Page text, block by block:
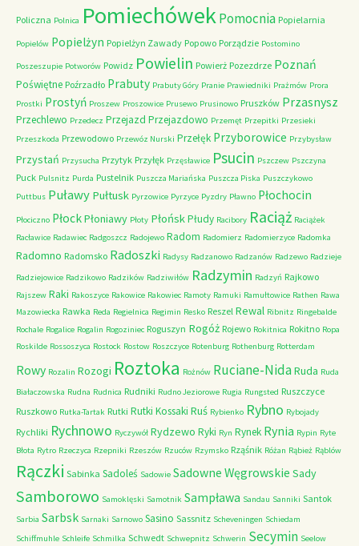
Policzna Polnica PomiechówekPomocnia Popielarnia
Popielów Popielżyn Popielżyn Zawady Popowo Porządzie Postomino
Poszeszupie Potworów Powidz Powielin Powierż Pozezdrze Poznań
Poświętne Poźrzadło Prabuty Prabuty Góry Pranie Prawiedniki Prażmów Prora
Prostki Prostyń Proszew Proszowice Prusewo Prusinowo Pruszków Przasnysz
Przechlewo Przedecz Przejazd Przejazdowo Przemęt Przepitki Przesieki
Przeszkoda Przewodowo Przewóz Nurski Przełęk Przyborowice Przybysław
Przystań Przysucha Przytyk Przyłęk Przęsławice Psucin Pszczew Pszczyna
Puck Pulsnitz Purda Pustelnik Puszcza Mariańska Puszcza Piska Puszczykowo
Puttbus Puławy Pułtusk Pyrzowice Pyrzyce Pyzdry Pławno Płochocin
Płociczno PłockPłoniawy Płoty PłońskPłudy Racibory Raciąż Raciążek
Racławice Radawiec Radgoszcz Radojewo Radom Radomierz Radomierzyce Radomka
Radomno Radomsko Radoszki Radysy Radzanowo Radzanów Radzewo Radzieje
Radziejowice Radzikowo Radzików Radziwiłów Radzymin Radzyń Rajkowo
Rajszew Raki Rakoszyce Rakowice Rakowiec Ramoty Ramuki Ramułtowice Rathen Rawa
Mazowiecka Rawka Reda Regielnica Regimin Resko Reszel Rewal Ribnitz Ringebalde
Rochale Rogalice Rogalin Rogoziniec Roguszyn Rogóż Rojewo Rokitnica Rokitno Ropa
Roskilde Rossoszyca Rostock Rostow Roszczyce Rotenburg Rothenburg Rotterdam
Rowy Rozalin Rozogi Roztoka Rożnów Ruciane-NidaRuda Ruda
Białaczowska Rudna Rudnica Rudniki Rudno Jeziorowe Rugia Rungsted Ruszczyce
Ruszkowo Rutka-Tartak Rutki Rutki Kossaki Ruś Rybienko Rybno Rybojady
Rychliki Rychnowo Ryczywół Rydzewo Ryki Ryn Rynek Rynia Rypin Ryte
Błota Rytro Rzeczyca Rzepniki Rzeszów Rzuców Rzymsko Rząśnik Różan Rąbież Rąblów
Rączki Sabinka Sadoleś Sadowie Sadowne Węgrowskie Sady
Samborowo Samoklęski Samotnik Sampława Sandau Sanniki Santok
Sarbia Sarbsk Sarnaki Sarnowo Sasino Sassnitz Scheveningen Schiedam
Schiffmuhle Schleife Schmilka Schwedt Schwepnitz Schwerin Secymin Seelow